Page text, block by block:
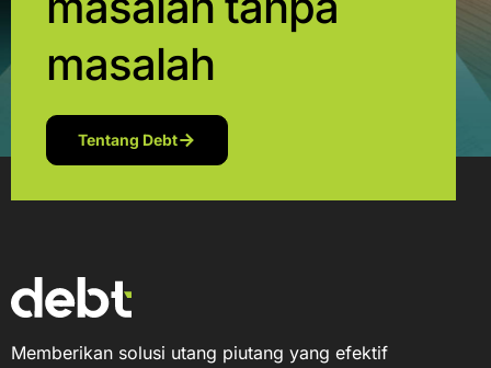
masalah
Tentang Debt
Memberikan solusi utang piutang yang efektif